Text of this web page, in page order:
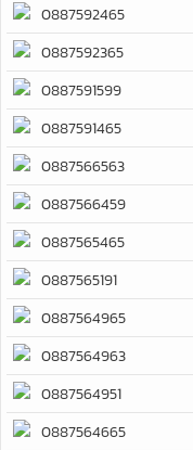
0887592465
0887592365
0887591599
0887591465
0887566563
0887566459
0887565465
0887565191
0887564965
0887564963
0887564951
0887564665